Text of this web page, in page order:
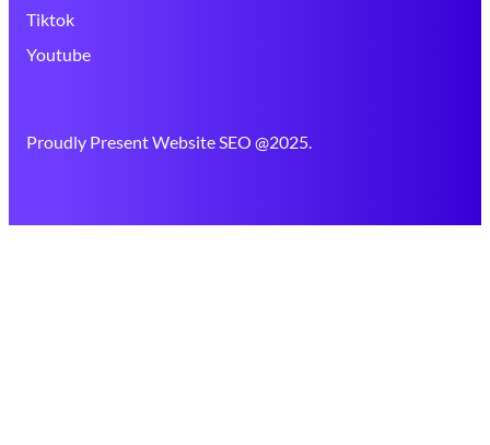
Tiktok
Youtube
Proudly Present Website SEO @2025.